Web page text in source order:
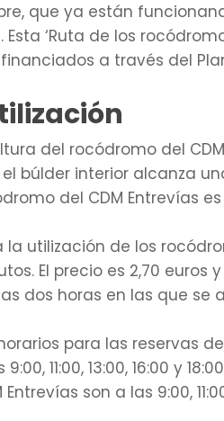
que ya están
‘Ruta de los
a través del Plan
del rocódromo del
búlder interior alcanza
del CDM Entrevías
la utilización de los
El precio es 2,70 euros
dos horas en las que se
para las reservas
9:00, 11:00, 13:00, 16:00 y
Entrevías son a las 9:00,